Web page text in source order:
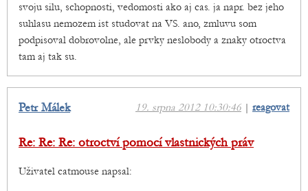
svoju silu, schopnosti, vedomosti ako aj cas. ja napr. bez jeho
suhlasu nemozem ist studovat na VS. ano, zmluvu som
podpisoval dobrovolne, ale prvky neslobody a znaky otroctva
tam aj tak su.
19. srpna 2012 10:30:46 | reagovat
Petr Málek
Re: Re: Re: otroctví pomocí vlastnických práv
Uživatel catmouse napsal: